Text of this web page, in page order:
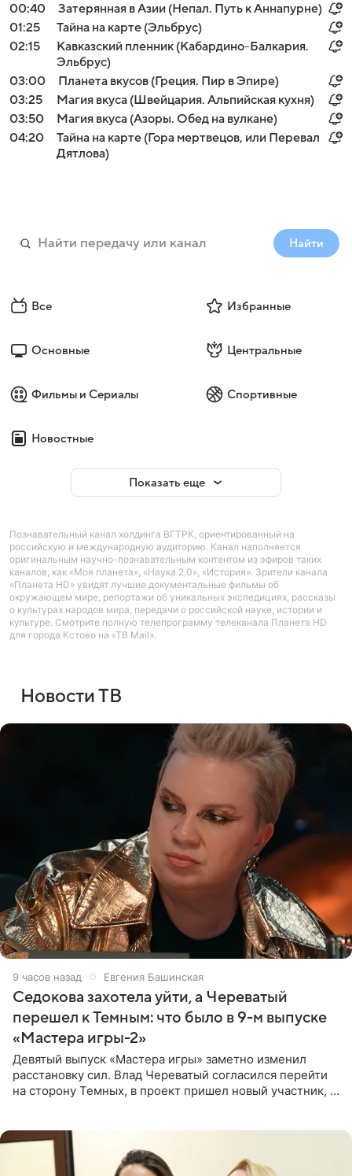
00:40
Затерянная в Азии (Непал. Путь к Аннапурне)
01:25
Тайна на карте (Эльбрус)
02:15
Кавказский пленник (Кабардино-Балкария.
Эльбрус)
03:00
Планета вкусов (Греция. Пир в Эпире)
03:25
Магия вкуса (Швейцария. Альпийская кухня)
03:50
Магия вкуса (Азоры. Обед на вулкане)
04:20
Тайна на карте (Гора мертвецов, или Перевал
Дятлова)
Найти
Все Избранные
Основные Центральные
Фильмы и Сериалы Спортивные
Новостные
Показать еще
Познавательный канал холдинга ВГТРК, ориентированный на
российскую и международную аудиторию. Канал наполняется
оригинальным научно-познавательным контентом из эфиров таких
каналов, как «Моя планета», «Наука 2.0», «История». Зрители канала
«Планета HD» увидят лучшие документальные фильмы об
окружающем мире, репортажи об уникальных экспедициях, рассказы
о культурах народов мира, передачи о российской науке, истории и
культуре. Смотрите полную телепрограмму телеканала Планета HD
для города Кстово на «ТВ Mail».
Новости ТВ
9 часов назад Евгения Башинская
Седокова захотела уйти, а Череватый
перешел к Темным: что было в 9-м выпуске
«Мастера игры-2»
Девятый выпуск «Мастера игры» заметно изменил
расстановку сил. Влад Череватый согласился перейти
на сторону Темных, в проект пришел новый участник, а